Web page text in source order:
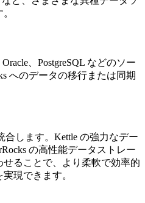
、PostgreSQL などのソー
へのデータの移行または同期
合します。Kettle の強力なデー
の高性能データストレー
ることで、より柔軟で効率的
現できます。